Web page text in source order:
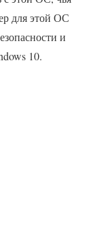
для этой ОС
и
10.